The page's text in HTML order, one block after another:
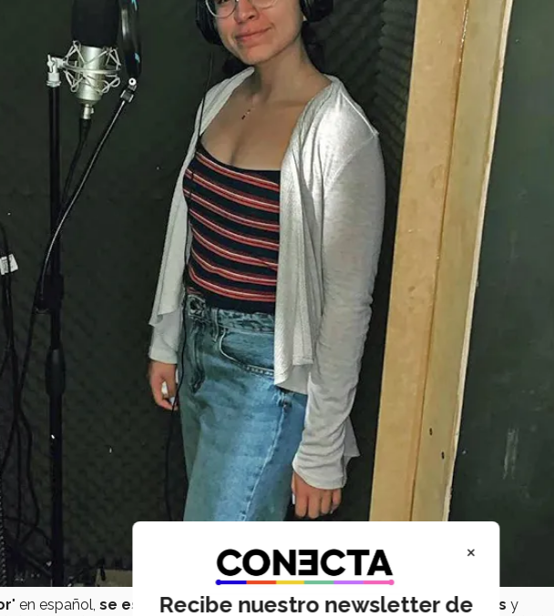
" en español, se estrena este viernes 13 de septiembreenCinépolis y
×
Recibe nuestro newsletter de